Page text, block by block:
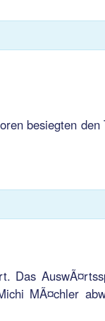
besiegten
Das
MÃ¤chler